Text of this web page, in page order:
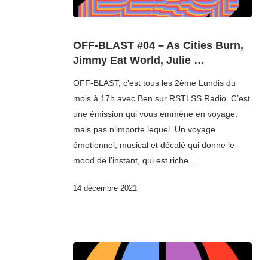
OFF-BLAST #04 – As Cities Burn,
Jimmy Eat World, Julie …
OFF-BLAST, c’est tous les 2ème Lundis du
mois à 17h avec Ben sur RSTLSS Radio. C’est
une émission qui vous emmène en voyage,
mais pas n’importe lequel. Un voyage
émotionnel, musical et décalé qui donne le
mood de l’instant, qui est riche…
14 décembre 2021